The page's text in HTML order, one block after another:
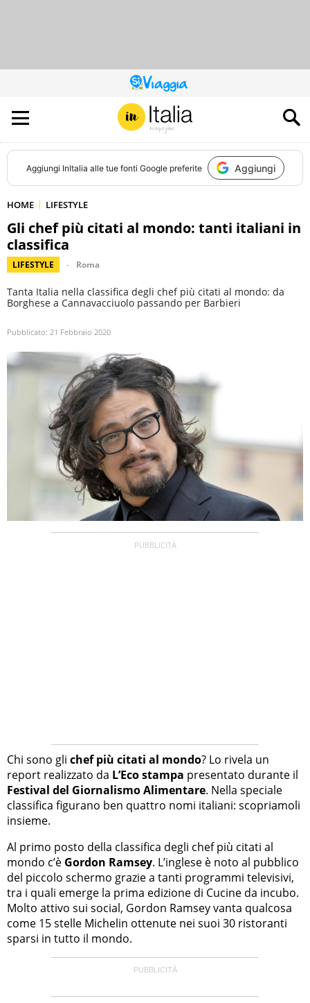
QUESTO
SITO
CONTRIBUISCE
ALL’AUDIENCE
DI
Aggiungi InItalia alle tue fonti Google preferite Aggiungi
HOME LIFESTYLE
Gli chef più citati al mondo: tanti italiani in
classifica
LIFESTYLE Roma
Tanta Italia nella classifica degli chef più citati al mondo: da
Borghese a Cannavacciuolo passando per Barbieri
Pubblicato: 21 Febbraio 2020
Chi sono gli chef più citati al mondo? Lo rivela un
report realizzato da L’Eco stampa presentato durante il
Festival del Giornalismo Alimentare. Nella speciale
classifica figurano ben quattro nomi italiani: scopriamoli
insieme.
Al primo posto della classifica degli chef più citati al
mondo c’è Gordon Ramsey. L’inglese è noto al pubblico
del piccolo schermo grazie a tanti programmi televisivi,
tra i quali emerge la prima edizione di Cucine da incubo.
Molto attivo sui social, Gordon Ramsey vanta qualcosa
come 15 stelle Michelin ottenute nei suoi 30 ristoranti
sparsi in tutto il mondo.